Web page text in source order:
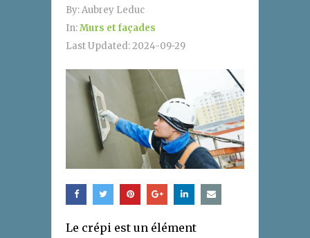
By:Aubrey Leduc
In:Murs et façades
Last Updated:2024-09-29
Le crépi est un élément